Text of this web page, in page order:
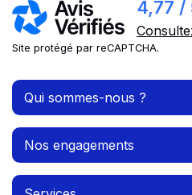
4,77 /
Site protégé par reCAPTCHA.
Qui sommes-nous ?
Nos engagements